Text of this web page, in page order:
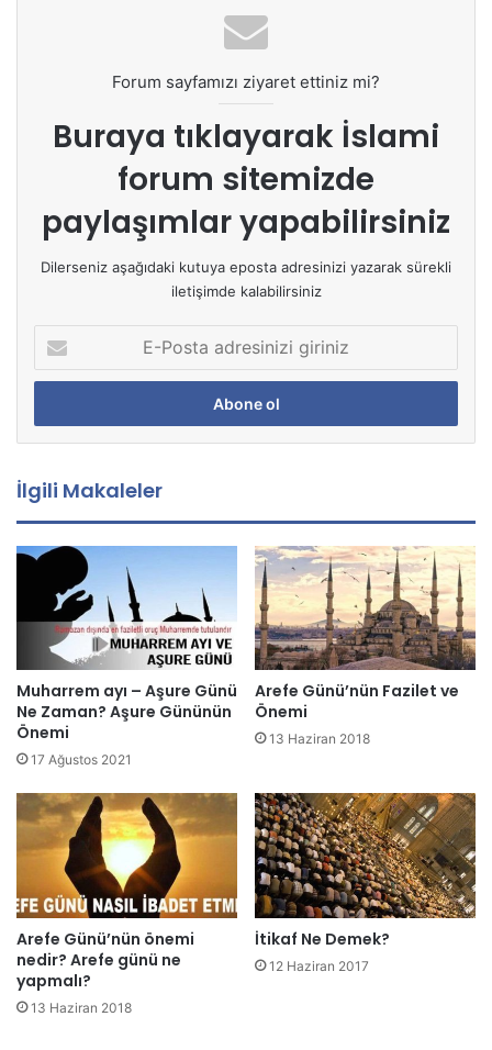
Forum sayfamızı ziyaret ettiniz mi?
Buraya tıklayarak İslami
forum sitemizde
paylaşımlar yapabilirsiniz
Dilerseniz aşağıdaki kutuya eposta adresinizi yazarak sürekli
iletişimde kalabilirsiniz
P
s
a
d
r
e
i
g
i
i
n
İlgili Makaleler
Muharrem ayı – Aşure Günü
Ne Zaman? Aşure Gününün
Önemi
17 Ağustos 2021
Arefe Günü’nün Fazilet ve
Önemi
13 Haziran 2018
Arefe Günü’nün önemi
nedir? Arefe günü ne
yapmalı?
13 Haziran 2018
İtikaf Ne Demek?
12 Haziran 2017